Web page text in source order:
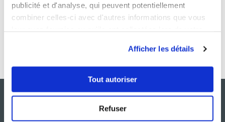
publicité et d'analyse, qui peuvent potentiellement
combiner celles-ci avec d'autres informations que vous
Afficher les détails
Tout autoriser
Refuser